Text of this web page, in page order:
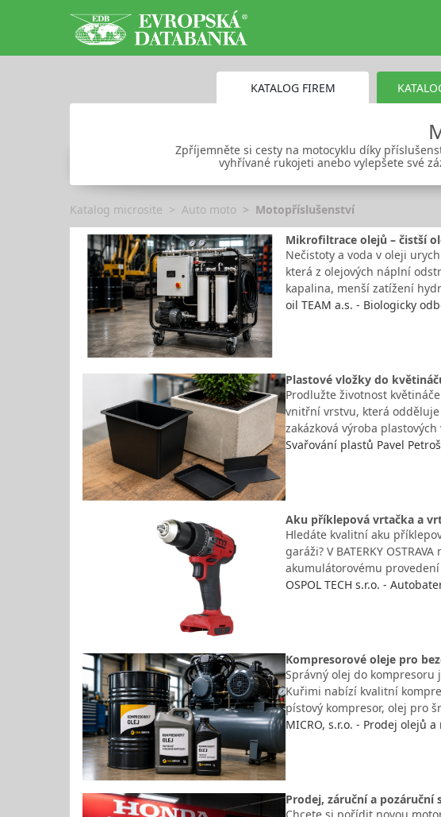
KATALOG FIREM
Zpříjemněte si cesty na motocyklu díky
vyhřívané rukojeti anebo vylepšete své
Katalog microsite Auto moto Motopříslušenství
Mikrofiltrace olejů – čistší
Nečistoty a voda v oleji
která z olejových náplní
kapalina, menší zatížení
oil TEAM a.s. - Biologicky
Plastové vložky do
Prodlužte životnost
vnitřní vrstvu, která
zakázková výroba
Svařování plastů Pavel
Aku příklepová vrtačka a
Hledáte kvalitní aku
garáži? V BATERKY
akumulátorovému
OSPOL TECH s.r.o. -
Kompresorové oleje pro
Správný olej do kompresoru
Kuřimi nabízí kvalitní
pístový kompresor, olej pro
MICRO, s.r.o. - Prodej olejů a
Prodej, záruční a